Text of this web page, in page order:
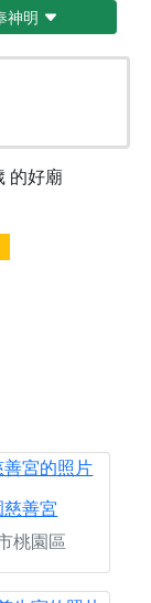
神明
的好廟
善宮
桃園區